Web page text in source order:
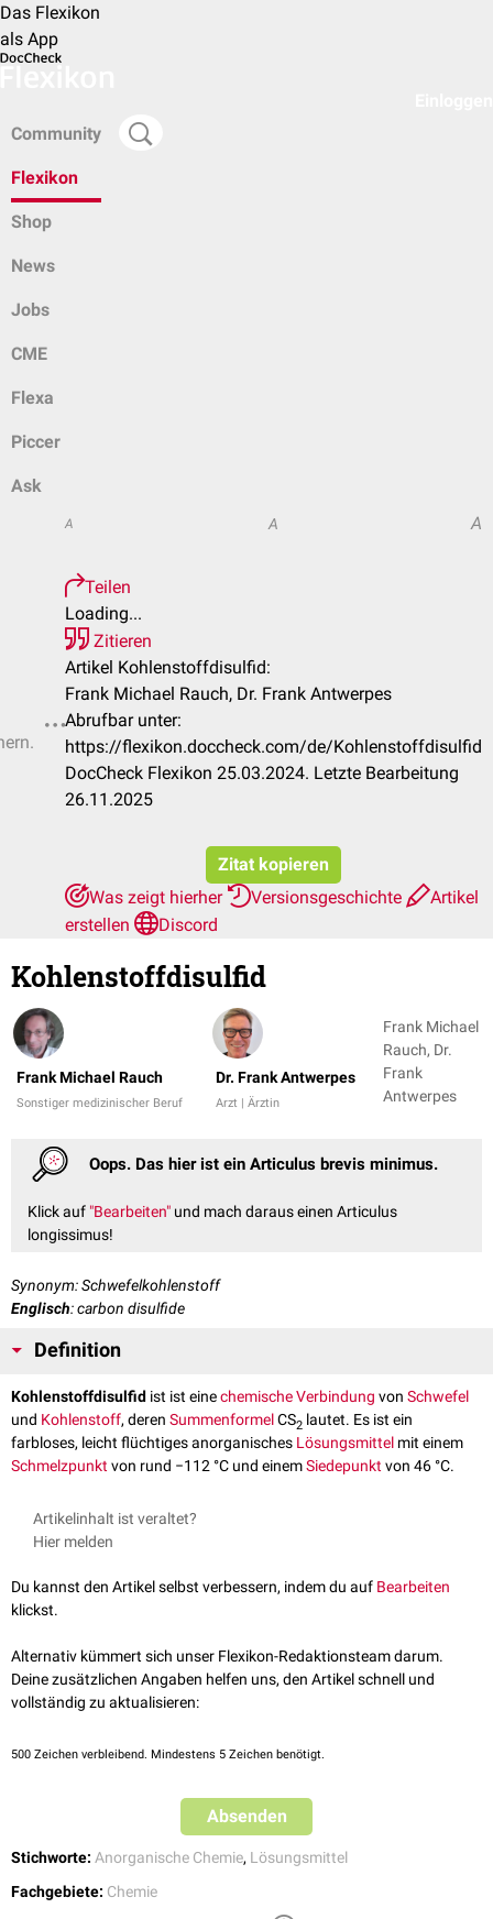
Das Flexikon
als App
Community
Flexikon
Shop
News
Jobs
CME
Flexa
Piccer
Ask
A A A
Teilen
Loading...
Zitieren
Artikel Kohlenstoffdisulfid:
Frank Michael Rauch, Dr. Frank Antwerpes
Abrufbar unter:
https://flexikon.doccheck.com/de/Kohlenstoffdisulfid
DocCheck Flexikon 25.03.2024. Letzte Bearbeitung
26.11.2025
Zitat kopieren
Was zeigt hierher
Versionsgeschichte
Artikel
erstellen
Discord
Kohlenstoffdisulfid
Frank Michael Rauch
Sonstiger medizinischer Beruf
Dr. Frank Antwerpes
Arzt | Ärztin
Frank Michael
Rauch, Dr.
Frank
Antwerpes
Oops. Das hier ist ein Articulus brevis minimus.
Klick auf "Bearbeiten" und mach daraus einen Articulus
longissimus!
Synonym: Schwefelkohlenstoff
Englisch: carbon disulfide
Definition
Kohlenstoffdisulfid ist ist einechemische Verbindung von Schwefel
und Kohlenstoff, deren SummenformelCS2 lautet. Es ist ein
farbloses, leicht flüchtiges anorganisches Lösungsmittel mit einem
Schmelzpunkt von rund −112 °C und einemSiedepunkt von 46 °C.
Artikelinhalt ist veraltet?
Hier melden
Du kannst den Artikel selbst verbessern, indem du auf Bearbeiten
klickst.
Alternativ kümmert sich unser Flexikon-Redaktionsteam darum.
Deine zusätzlichen Angaben helfen uns, den Artikel schnell und
vollständig zu aktualisieren:
500 Zeichen verbleibend. Mindestens 5 Zeichen benötigt.
Absenden
Stichworte: Anorganische Chemie, Lösungsmittel
Fachgebiete: Chemie